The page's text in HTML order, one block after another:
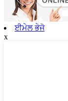
ਈਮੇਲ ਭੇਜੋ
x